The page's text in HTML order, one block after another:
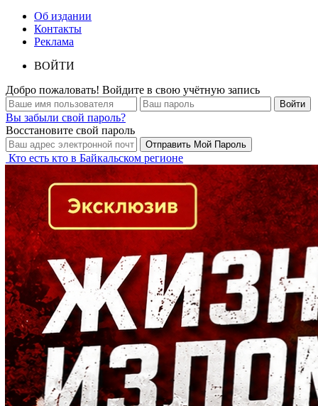
Об издании
Контакты
Реклама
ВОЙТИ
Добро пожаловать! Войдите в свою учётную запись
Вы забыли свой пароль?
Восстановите свой пароль
Кто есть кто в Байкальском регионе